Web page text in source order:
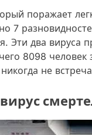
поражает
7
Эти два вируса
8098
не